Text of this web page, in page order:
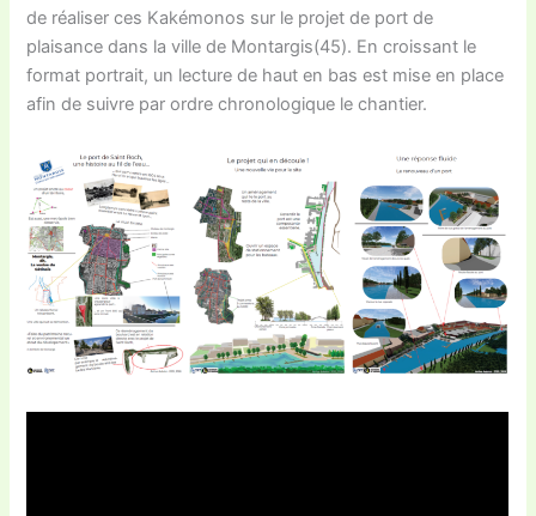
de réaliser ces Kakémonos sur le projet de port de
plaisance dans la ville de Montargis(45). En croissant le
format portrait, un lecture de haut en bas est mise en place
afin de suivre par ordre chronologique le chantier.